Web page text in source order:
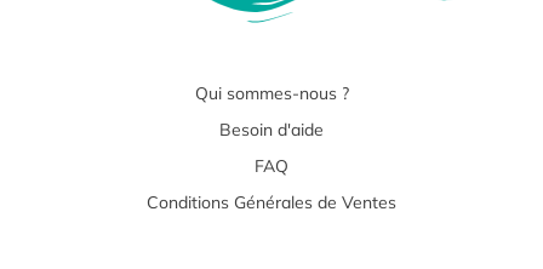
Qui sommes-nous ?
Besoin d'aide
FAQ
Conditions Générales de Ventes